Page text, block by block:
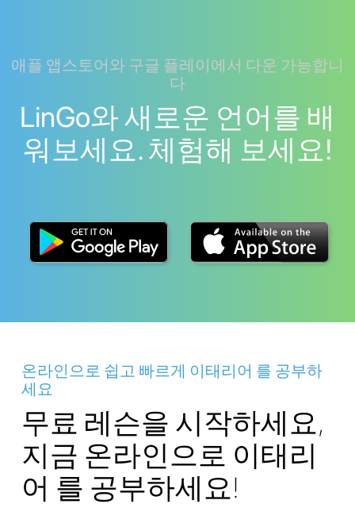
애플 앱스토어와 구글 플레이에서 다운 가능합니
다
LinGo와 새로운 언어를 배
워보세요. 체험해 보세요!
온라인으로 쉽고 빠르게 이태리어 를 공부하
세요
무료 레슨을 시작하세요,
지금 온라인으로 이태리
어 를 공부하세요!